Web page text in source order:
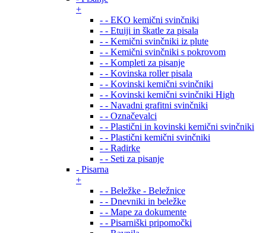
+
- - EKO kemični svinčniki
- - Etuiji in škatle za pisala
- - Kemični svinčniki iz plute
- - Kemični svinčniki s pokrovom
- - Kompleti za pisanje
- - Kovinska roller pisala
- - Kovinski kemični svinčniki
- - Kovinski kemični svinčniki High
- - Navadni grafitni svinčniki
- - Označevalci
- - Plastični in kovinski kemični svinčniki
- - Plastični kemični svinčniki
- - Radirke
- - Seti za pisanje
- Pisarna
+
- - Beležke - Beležnice
- - Dnevniki in beležke
- - Mape za dokumente
- - Pisarniški pripomočki